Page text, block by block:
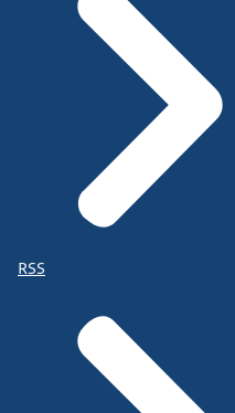
RSS